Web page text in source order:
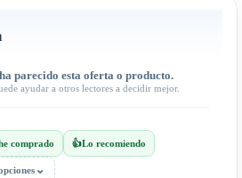
parecido esta oferta o producto.
ayudar a otros lectores a decidir mejor.
comprado 👍Lo recomiendo
⌄